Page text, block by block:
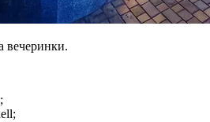
вечеринки.